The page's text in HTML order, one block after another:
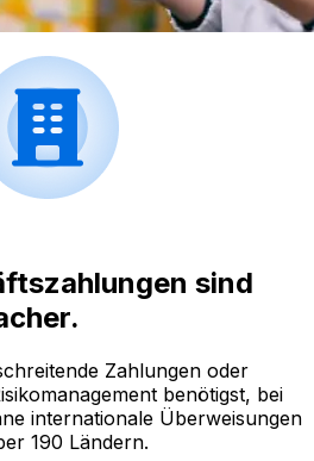
sind
Zahlungen oder
benötigst, bei
internationale Überweisungen
190 Ländern.